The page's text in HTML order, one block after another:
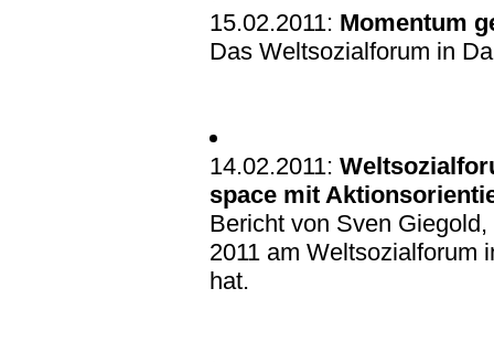
15.02.2011: Momentum
Das Weltsozialforum in
14.02.2011:
space mit
Bericht von Sven
2011 am Weltsozialforum
hat.